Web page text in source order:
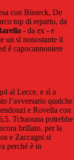
con Bisseck, De
top di reparto, da
- da ex - e
un sì nonostante il
è capocannoniere
al Lecce, e sì a
l’avversario qualche
e Rovella con
Tchaouna potrebbe
brillato, per la
e Zaccagni si
perché è in